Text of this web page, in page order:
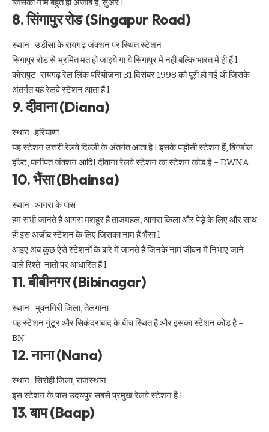
8. सिंगापुर रोड (Singapur Road)
स्थान : उड़ीसा के रायगढ़ जंक्शन पर स्थित स्टेशन
सिंगापुर रोड से भ्रमित मत हो जाइये गा ये सिंगापुर में नहीं बल्कि भारत में ही हैं l
कोरापुट-रायगढ़ रेल लिंक परियोजना 31 दिसंबर 1998 को पूरी हो गई थी जिसके
अंतर्गत यह रेलवे स्टेशन आता हैं l
9. दीवाना (Diana)
स्थान : हरियाणा
यह स्टेशन उत्तरी रेलवे दिल्ली के अंतर्गत आता है l इसके पड़ोसी स्टेशन हैं, बिन्जोल
हॉल्ट, पानीपत जंक्शन आदिl दीवाना रेलवे स्टेशन का स्टेशन कोड है – DWNA
10. भैंसा (Bhainsa)
स्थान : आगरा के पास
हम सभी जानते है आगरा मशहूर है ताजमहल, आगरा किला और पेड़े के लिए और साथ
ही इस अजीब स्टेशन के लिए जिसका नाम हैं भैंसा l
आइए अब कुछ ऐसे स्टेशनों के बारे में जानते हैं जिनके नाम जीवन में निभाए जाने
वाले रिश्ते-नातों पर आधारित हैं l
11. बीबीनगर (Bibinagar)
स्थान : भुवनगिरी जिला, तेलंगाना
यह स्टेशन गुंटूर और सिकंदराबाद के बीच स्थित है और इसका स्टेशन कोड है –
BN
12. नाना (Nana)
स्थान : सिरोही जिला, राजस्थान
इस स्टेशन के पास उदयपुर सबसे प्रमुख रेलवे स्टेशन है l
13. बाप (Baap)